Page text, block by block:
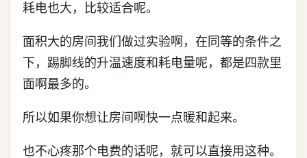
耗电也大，比较适合呢。
面积大的房间我们做过实验啊，在同等的条件之
下，踢脚线的升温速度和耗电量呢，都是四款里
面啊最多的。
所以如果你想让房间啊快一点暖和起来。
也不心疼那个电费的话呢，就可以直接用这种。